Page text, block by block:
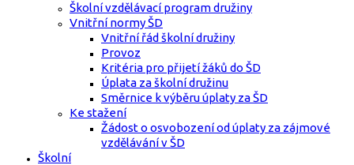
Školní vzdělávací program družiny
Vnitřní normy ŠD
Vnitřní řád školní družiny
Provoz
Kritéria pro přijetí žáků do ŠD
Úplata za školní družinu
Směrnice k výběru úplaty za ŠD
Ke stažení
Žádost o osvobození od úplaty za zájmové
vzdělávání v ŠD
Školní